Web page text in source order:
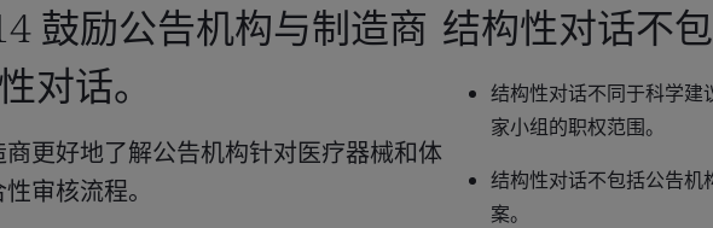
鼓励公告机构与制造商
对话。
更好地了解公告机构针对医疗器械和体
审核流程。
结构性对话不
结构性对话不同于科学建
家小组的职权范围。
结构性对话不包括公告机
案。